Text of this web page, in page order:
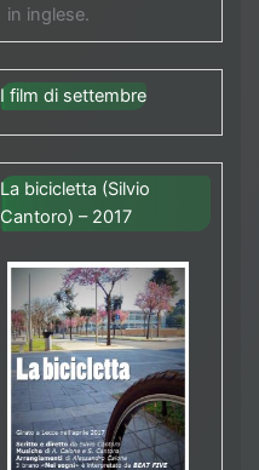
in inglese.
I film di settembre
La bicicletta (Silvio
Cantoro) – 2017